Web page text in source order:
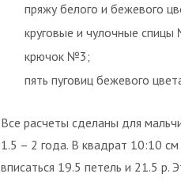
пряжу белого и бежевого
круговые и чулочные
крючок №3;
пять пуговиц бежевого
Все расчеты сделаны для
1.5 – 2 года. В квадрат 10:10
вписаться 19.5 петель и 21.5 р.